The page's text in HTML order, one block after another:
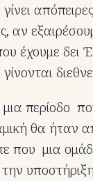
αν
έχουμε δει
περίοδο
θα ήταν
που μια